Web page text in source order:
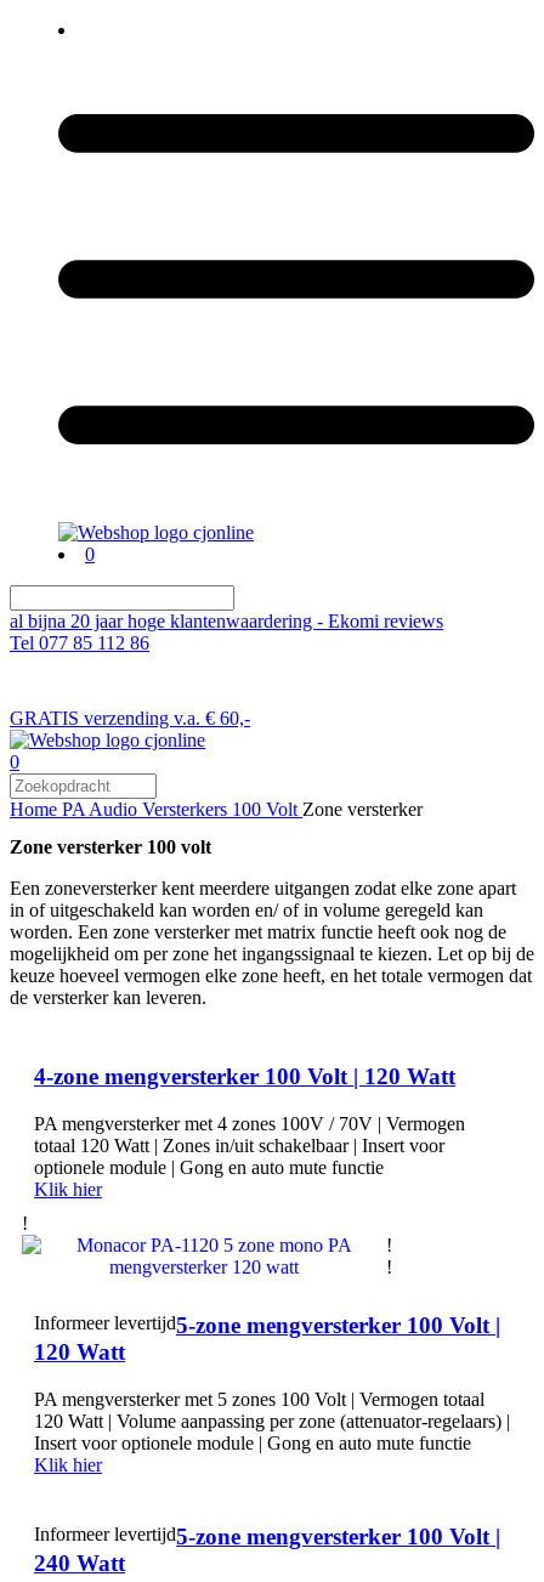
0
al bijna 20 jaar hoge klantenwaardering - Ekomi reviews
Tel 077 85 112 86
GRATIS verzending v.a. € 60,-
0
Home PA Audio Versterkers 100 Volt Zone versterker
Zone versterker 100 volt
Een zoneversterker kent meerdere uitgangen zodat elke zone apart
in of uitgeschakeld kan worden en/ of in volume geregeld kan
worden. Een zone versterker met matrix functie heeft ook nog de
mogelijkheid om per zone het ingangssignaal te kiezen. Let op bij de
keuze hoeveel vermogen elke zone heeft, en het totale vermogen dat
de versterker kan leveren.
4-zone mengversterker 100 Volt | 120 Watt
PA mengversterker met 4 zones 100V / 70V | Vermogen
totaal 120 Watt | Zones in/uit schakelbaar | Insert voor
optionele module | Gong en auto mute functie
Klik hier
!
Informeer levertijd5-zone mengversterker 100 Volt |
120 Watt
PA mengversterker met 5 zones 100 Volt | Vermogen totaal
120 Watt | Volume aanpassing per zone (attenuator-regelaars) |
Insert voor optionele module | Gong en auto mute functie
Klik hier
!
Informeer levertijd5-zone mengversterker 100 Volt |
240 Watt
!